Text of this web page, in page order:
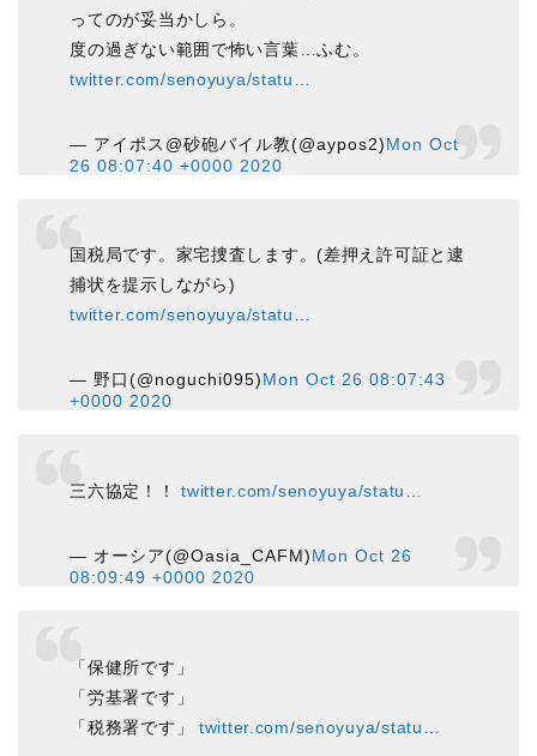
ってのが妥当かしら。
度の過ぎない範囲で怖い言葉…ふむ。
twitter.com/senoyuya/statu…
— アイポス@砂砲パイル教(@aypos2)Mon Oct
26 08:07:40 +0000 2020
国税局です。家宅捜査します。(差押え許可証と逮
捕状を提示しながら)
twitter.com/senoyuya/statu…
— 野口(@noguchi095)Mon Oct 26 08:07:43
+0000 2020
三六協定！！twitter.com/senoyuya/statu…
— オーシア(@Oasia_CAFM)Mon Oct 26
08:09:49 +0000 2020
「保健所です」
「労基署です」
「税務署です」 twitter.com/senoyuya/statu…